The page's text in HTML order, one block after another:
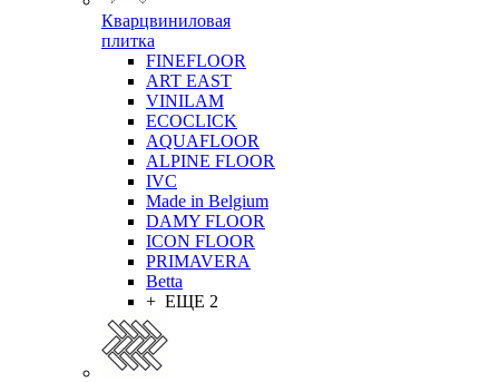
Кварцвиниловая
плитка
FINEFLOOR
ART EAST
VINILAM
ECOCLICK
AQUAFLOOR
ALPINE FLOOR
IVC
Made in Belgium
DAMY FLOOR
ICON FLOOR
PRIMAVERA
Betta
+ ЕЩЕ 2